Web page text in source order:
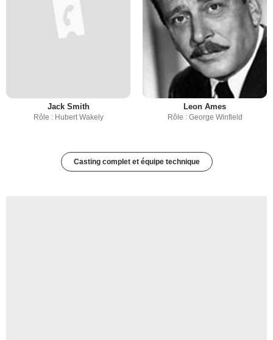
Jack Smith
Rôle : Hubert Wakely
Leon Ames
Rôle : George Winfield
Casting complet et équipe technique